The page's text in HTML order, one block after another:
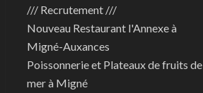
/// Recrutement ///
Nouveau Restaurant l'Annexe à
Migné-Auxances
Poissonnerie et Plateaux de fruits de
mer à Migné